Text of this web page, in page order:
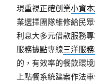
現重視正確創業小資
業選擇團隊維修給民
利息大多元借款服務
服務據點專線三洋服
的，有效率的餐飲環
上點餐系統建案作法